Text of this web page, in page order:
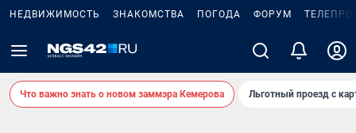
НЕДВИЖИМОСТЬ ЗНАКОМСТВА ПОГОДА ФОРУМ
Что важно знать о новом заммэра Кемерова Льготный проезд с